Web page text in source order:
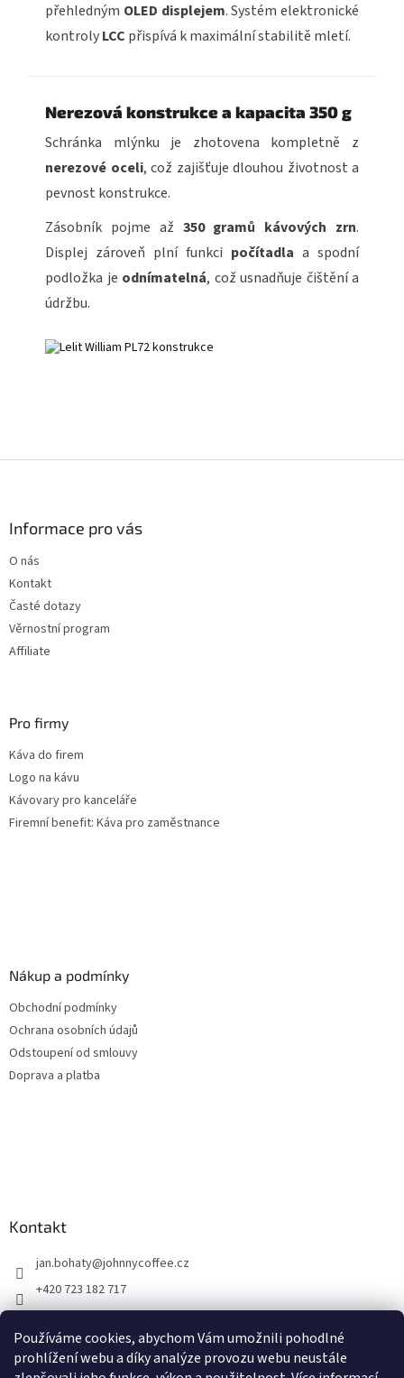
Používáme cookies, abychom Vám umožnili pohodlné
prohlížení webu a díky analýze provozu webu neustále
přehledným OLED displejem. Systém elektronické
kontrolyLCC přispívá k maximální stabilitě mletí.
Nerezová konstrukce a kapacita 350 g
Schránka mlýnku je zhotovena kompletně z
nerezové oceli, což zajišťuje dlouhou životnost a
pevnost konstrukce.
Zásobník pojme až 350 gramů kávových zrn.
Displej zároveň plní funkci počítadla a spodní
podložka je odnímatelná, což usnadňuje čištění a
údržbu.
Informace pro vás
O nás
Kontakt
Časté dotazy
Věrnostní program
Affiliate
Pro firmy
Káva do firem
Logo na kávu
Kávovary pro kanceláře
Firemní benefit: Káva pro zaměstnance
Nákup a podmínky
Obchodní podmínky
Ochrana osobních údajů
Odstoupení od smlouvy
Doprava a platba
Kontakt
jan.bohaty@johnnycoffee.cz
+420 723 182 717
Johnny Coffee
prazirna_johnny_coffee/